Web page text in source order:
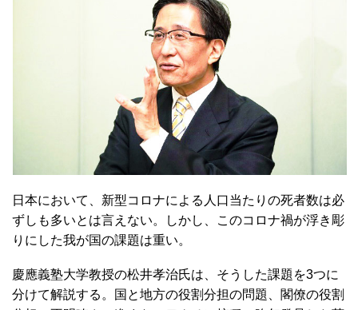
日本において、新型コロナによる人口当たりの死者数は必
ずしも多いとは言えない。しかし、このコロナ禍が浮き彫
りにした我が国の課題は重い。
慶應義塾大学教授の松井孝治氏は、そうした課題を3つに
分けて解説する。国と地方の役割分担の問題、閣僚の役割